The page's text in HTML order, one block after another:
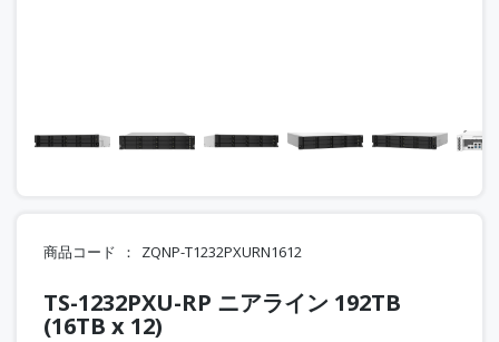
商品コード ZQNP-T1232PXURN1612
TS-1232PXU-RP ニアライン 192TB
(16TB x 12)